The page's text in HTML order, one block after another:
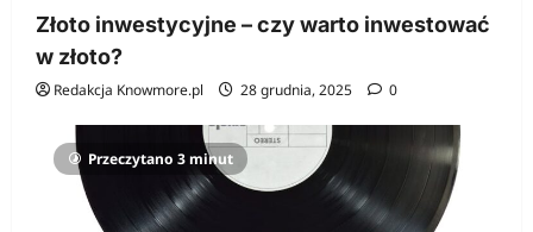
Złoto inwestycyjne – czy warto inwestować
w złoto?
Redakcja Knowmore.pl 28 grudnia, 2025 0
Przeczytano 3 minut